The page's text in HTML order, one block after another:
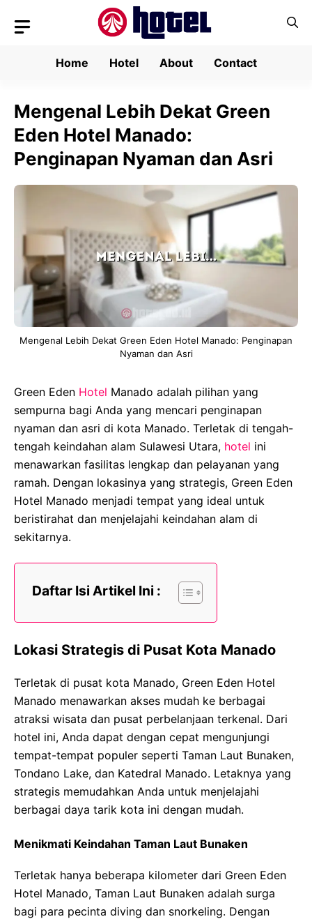
Home
Hotel About Contact
Mengenal Lebih Dekat Green
Eden Hotel Manado:
Penginapan Nyaman dan Asri
Mengenal Lebih Dekat Green Eden Hotel Manado: Penginapan
Nyaman dan Asri
Green Eden Hotel Manado adalah pilihan yang
sempurna bagi Anda yang mencari penginapan
nyaman dan asri di kota Manado. Terletak di tengah-
tengah keindahan alam Sulawesi Utara, hotel ini
menawarkan fasilitas lengkap dan pelayanan yang
ramah. Dengan lokasinya yang strategis, Green Eden
Hotel Manado menjadi tempat yang ideal untuk
beristirahat dan menjelajahi keindahan alam di
sekitarnya.
Daftar Isi Artikel Ini :
Lokasi Strategis di Pusat Kota Manado
Terletak di pusat kota Manado, Green Eden Hotel
Manado menawarkan akses mudah ke berbagai
atraksi wisata dan pusat perbelanjaan terkenal. Dari
hotel ini, Anda dapat dengan cepat mengunjungi
tempat-tempat populer seperti Taman Laut Bunaken,
Tondano Lake, dan Katedral Manado. Letaknya yang
strategis memudahkan Anda untuk menjelajahi
berbagai daya tarik kota ini dengan mudah.
Menikmati Keindahan Taman Laut Bunaken
Terletak hanya beberapa kilometer dari Green Eden
Hotel Manado, Taman Laut Bunaken adalah surga
bagi para pecinta diving dan snorkeling. Dengan